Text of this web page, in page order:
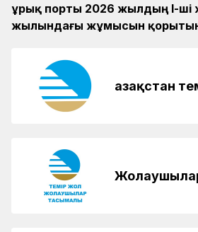
Құрық порты 2026 жылдың І-ші
жылындағы жұмысын
Қазақстан